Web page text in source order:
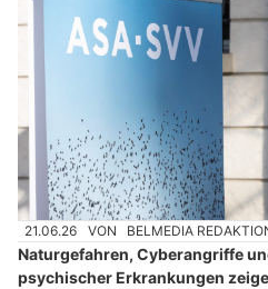
21.06.26 VON BELMEDIA
Naturgefahren, Cyberangriffe
psychischer Erkrankungen